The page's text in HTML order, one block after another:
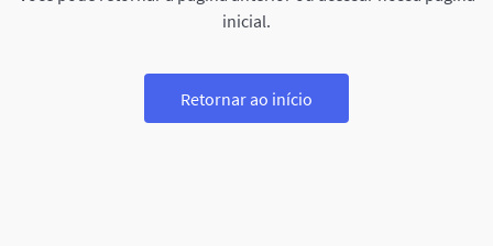
inicial.
Retornar ao início